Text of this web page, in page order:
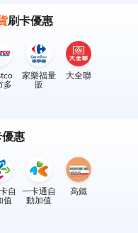
刷卡優惠
多
家樂福量
販
大全聯
惠
自
值
一卡通自
動加值
高鐵